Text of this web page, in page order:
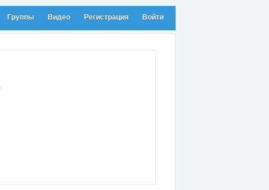
Группы Видео Регистрация Войти